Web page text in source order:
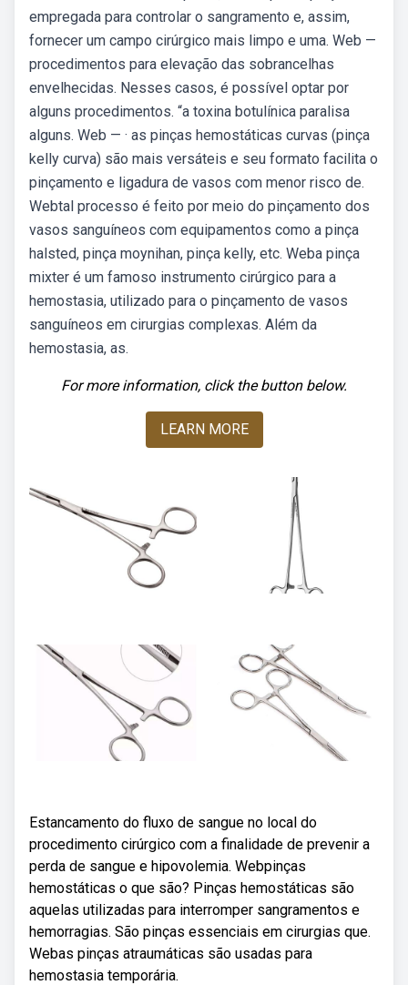
empregada para controlar o sangramento e, assim,
fornecer um campo cirúrgico mais limpo e uma. Web —
procedimentos para elevação das sobrancelhas
envelhecidas. Nesses casos, é possível optar por
alguns procedimentos. “a toxina botulínica paralisa
alguns. Web — · as pinças hemostáticas curvas (pinça
kelly curva) são mais versáteis e seu formato facilita o
pinçamento e ligadura de vasos com menor risco de.
Webtal processo é feito por meio do pinçamento dos
vasos sanguíneos com equipamentos como a pinça
halsted, pinça moynihan, pinça kelly, etc. Weba pinça
mixter é um famoso instrumento cirúrgico para a
hemostasia, utilizado para o pinçamento de vasos
sanguíneos em cirurgias complexas. Além da
hemostasia, as.
For more information, click the button below.
LEARN MORE
Estancamento do fluxo de sangue no local do
procedimento cirúrgico com a finalidade de prevenir a
perda de sangue e hipovolemia. Webpinças
hemostáticas o que são? Pinças hemostáticas são
aquelas utilizadas para interromper sangramentos e
hemorragias. São pinças essenciais em cirurgias que.
Webas pinças atraumáticas são usadas para
hemostasia temporária.